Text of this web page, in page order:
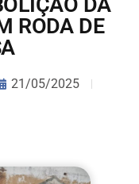
RODA DE
21/05/2025